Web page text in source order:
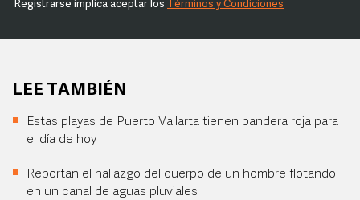
Registrarse implica aceptar los Términos y Condiciones
LEE TAMBIÉN
Estas playas de Puerto Vallarta tienen bandera roja para
el día de hoy
Reportan el hallazgo del cuerpo de un hombre flotando
en un canal de aguas pluviales